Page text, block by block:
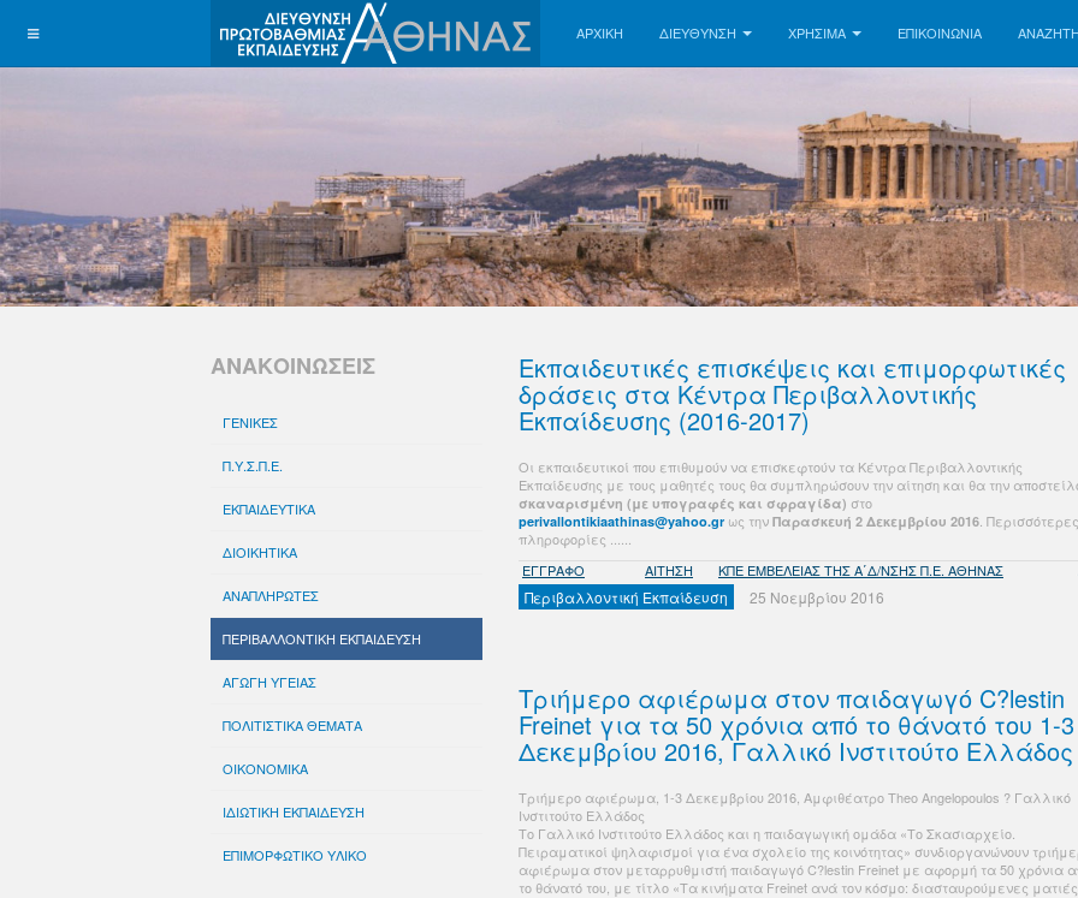
ΑΡΧΙΚΗ ΔΙΕΥΘΥΝΣΗ ΧΡΗΣΙΜΑ ΕΠΙΚΟΙΝΩΝΊΑ
Εκπαιδευτικές επισκέψεις και επιμορφωτικές
δράσεις στα Κέντρα Περιβαλλοντικής
Εκπαίδευσης (2016-2017)
Οι εκπαιδευτικοί που επιθυμούν να επισκεφτούν τα Κέντρα Περιβαλλοντικής
Εκπαίδευσης με τους μαθητές τους θα συμπληρώσουν την αίτηση και θα την
σκαναρισμένη (με υπογραφές και σφραγίδα) στο
perivallontikiaathinas@yahoo.gr ως την Παρασκευή 2 Δεκεμβρίου 2016 . Περισσότερες
πληροφορίες ......
ΕΓΓΡΑΦΟ
ΑΙΤΗΣΗ ΚΠΕ ΕΜΒΕΛΕΙΑΣ ΤΗΣ Α΄Δ/ΝΣΗΣ Π.Ε. ΑΘΗΝΑΣ
Περιβαλλοντική Εκπαίδευση 25 Νοεμβρίου 2016
Τριήμερο αφιέρωμα στον παιδαγωγό C?lestin
Freinet για τα 50 χρόνια από το θάνατό του 1-3
Δεκεμβρίου 2016, Γαλλικό Ινστιτούτο Ελλάδος
Τριήμερο αφιέρωμα, 1-3 Δεκεμβρίου 2016, Αμφιθέατρο Theo Angelopoulos ? Γαλλικό
Ινστιτούτο Ελλάδος
Το Γαλλικό Ινστιτούτο Ελλάδος και η παιδαγωγική ομάδα «Το Σκασιαρχείο.
Πειραματικοί ψηλαφισμοί για ένα σχολείο της κοινότητας» συνδιοργανώνουν
αφιέρωμα στον μεταρρυθμιστή παιδαγωγό C?lestin Freinet με αφορμή τα 50 χρόνια
το θάνατό του, με τίτλο «Τα κινήματα Freinet ανά τον κόσμο: διασταυρούμενες
ΑΝΑΚΟΙΝΩΣΕΙΣ
ΓΕΝΙΚΕΣ
Π.Υ.Σ.Π.Ε.
ΕΚΠΑΙΔΕΥΤΙΚΑ
ΔΙΟΙΚΗΤΙΚΑ
ΑΝΑΠΛΗΡΩΤΕΣ
ΠΕΡΙΒΑΛΛΟΝΤΙΚΗ ΕΚΠΑΙΔΕΥΣΗ
ΑΓΩΓΗ ΥΓΕΙΑΣ
ΠΟΛΙΤΙΣΤΙΚΑ ΘΕΜΑΤΑ
ΟΙΚΟΝΟΜΙΚΑ
ΙΔΙΩΤΙΚΗ ΕΚΠΑΙΔΕΥΣΗ
ΕΠΙΜΟΡΦΩΤΙΚΟ ΥΛΙΚΟ